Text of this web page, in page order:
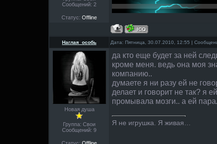
Сообщений: 2
Статус: Offline
Наглая_особь Дата: Пятница, 30.07.2010, 12:55 |
Новая душа
Группа: Свои
Сообщений: 9
да кто еще будет за ней
кроме меня. ведь она моя
компанию..
думаете я ни разу ей не
делает и говорит не так? я
промывала мозги.. а ей
Я не игрушка. Я живая…